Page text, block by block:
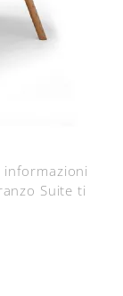
informazioni
Suite ti